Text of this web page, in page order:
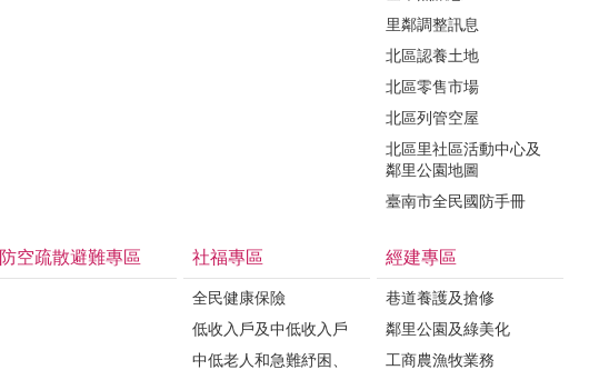
里鄰調整訊息
北區認養土地
北區零售市場
北區列管空屋
北區里社區活動中心及
鄰里公園地圖
臺南市全民國防手冊
防空疏散避難專區 社福專區
全民健康保險
低收入戶及中低收入戶
中低老人和急難紓困、
經建專區
巷道養護及搶修
鄰里公園及綠美化
工商農漁牧業務